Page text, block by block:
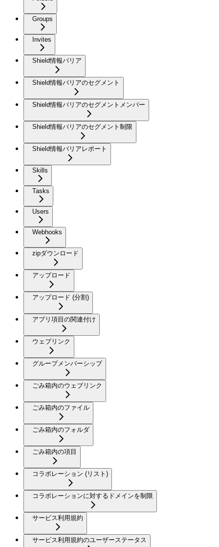
Groups
Invites
Shield情報バリア
Shield情報バリアのセグメント
Shield情報バリアのセグメントメンバー
Shield情報バリアのセグメント制限
Shield情報バリアレポート
Skills
Tasks
Users
Webhooks
zipダウンロード
アップロード
アップロード (分割)
アプリ項目の関連付け
ウェブリンク
グループメンバーシップ
ごみ箱内のウェブリンク
ごみ箱内のファイル
ごみ箱内のフォルダ
ごみ箱内の項目
コラボレーション (リスト)
コラボレーションに対するドメインを制限
サービス利用規約
サービス利用規約のユーザーステータス